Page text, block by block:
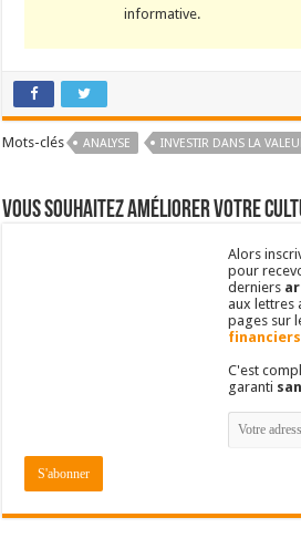
informative.
Mots-clés ANALYSE INVESTIR DANS LA
Vous souhaitez améliorer votre
Alors
pour
derniers
aux lettres
pages sur
C'est
garanti